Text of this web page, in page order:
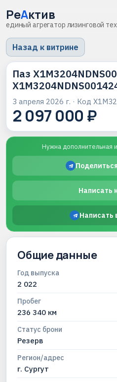
РеАктив
единый агрегатор лизинговой
Назад к витрине
Паз
3 апреля 2026 г. · Код
2 097 000 ₽
Нужна дополнительная
Написать
Написать
Общие данные
Год выпуска
2 022
Пробег
236 340 км
Статус брони
Резерв
Регион/адрес
г. Сургут